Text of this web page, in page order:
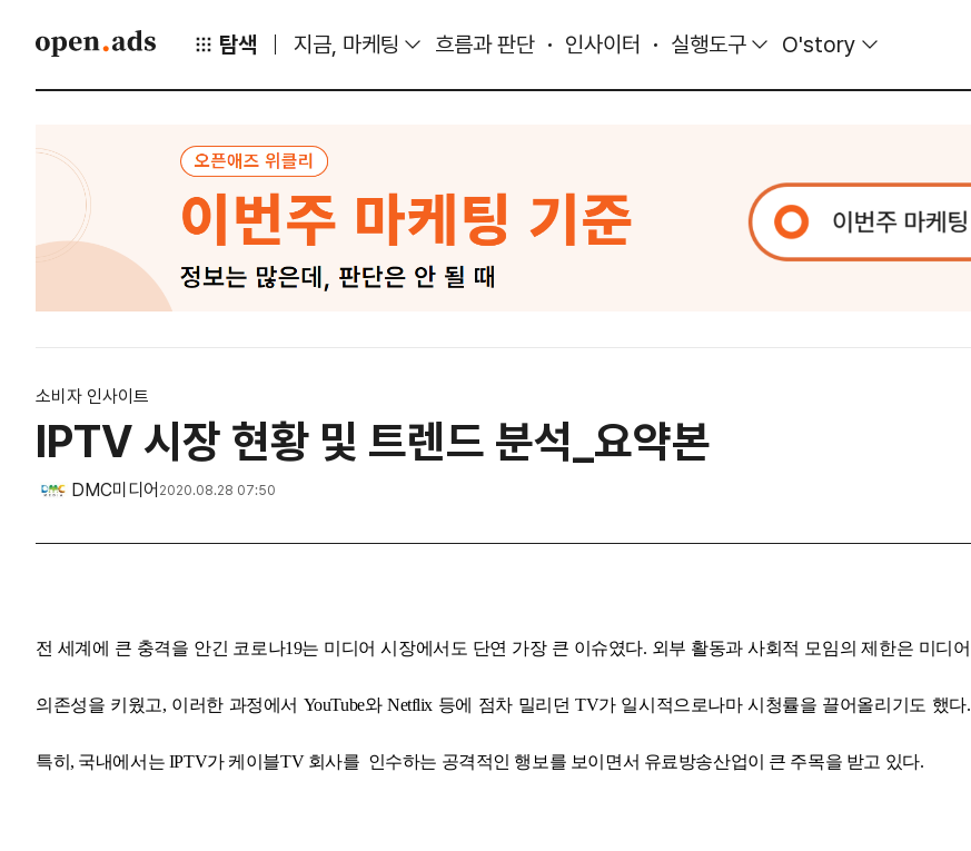
탐색 지금, 마케팅 흐름과 판단 인사이터 실행도구 O'story
소비자 인사이트
IPTV 시장 현황 및 트렌드 분석_요약본
DMC미디어 2020.08.28 07:50
전 세계에 큰 충격을 안긴 코로나19는 미디어 시장에서도 단연 가장 큰 이슈였다. 외부 활동과 사회적 모임의 제한은 미디어
의존성을 키웠고, 이러한 과정에서 YouTube와 Netflix 등에 점차 밀리던 TV가 일시적으로나마 시청률을 끌어올리기도 했다.
특히, 국내에서는 IPTV가 케이블TV 회사를 인수하는 공격적인 행보를 보이면서 유료방송산업이 큰 주목을 받고 있다.